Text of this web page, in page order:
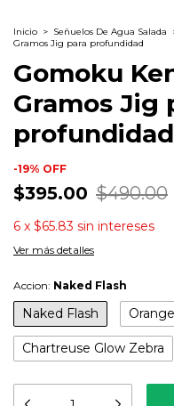
Inicio > Señuelos De Agua Salada
Gramos Jig para profundidad
Gomoku
Gramos Jig
profundidad
-19% OFF
$395.00 $490.00
6 x $65.83 sin intereses
Ver más detalles
Accion: Naked Flash
Naked Flash
Chartreuse Glow Zebra